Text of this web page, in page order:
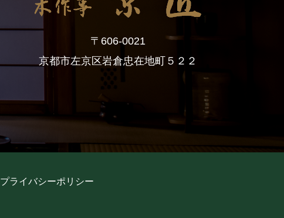
〒606-0021
京都市左京区岩倉忠在地町５２２
プライバシーポリシー